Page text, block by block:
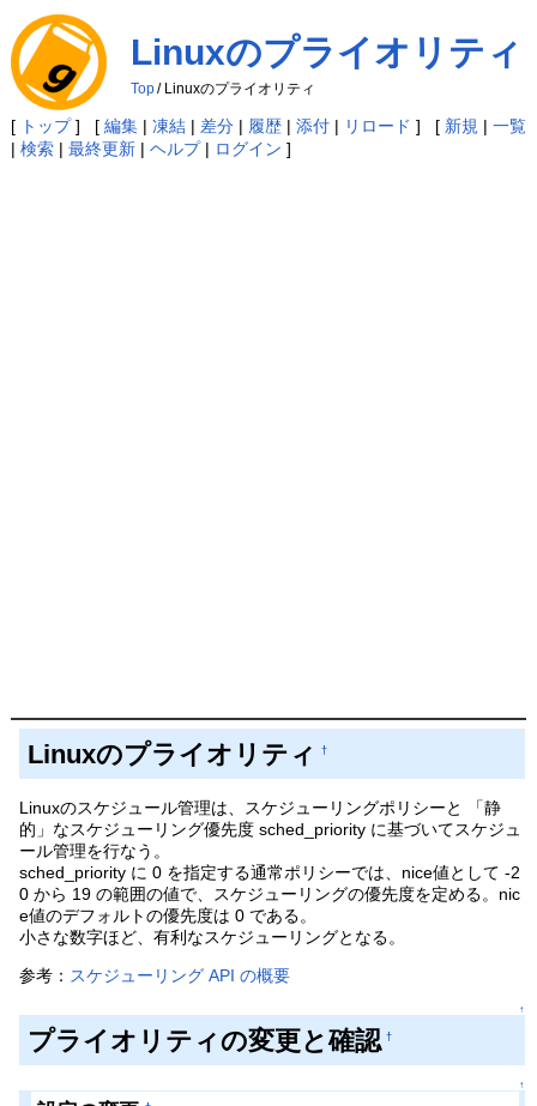
Linuxのプライオリティ
Top/ Linuxのプライオリティ
[ トップ] [ 編集| 凍結| 差分| 履歴| 添付| リロード ] [ 新規 | 一覧
| 検索| 最終更新| ヘルプ| ログイン ]
Linuxのプライオリティ †
Linuxのスケジュール管理は、スケジューリングポリシーと 「静
的」なスケジューリング優先度 sched_priority に基づいてスケジュ
ール管理を行なう。
sched_priority に 0 を指定する通常ポリシーでは、nice値として -2
0 から 19 の範囲の値で、スケジューリングの優先度を定める。nic
e値のデフォルトの優先度は 0 である。
小さな数字ほど、有利なスケジューリングとなる。
参考： スケジューリング API の概要
↑
プライオリティの変更と確認 †
↑